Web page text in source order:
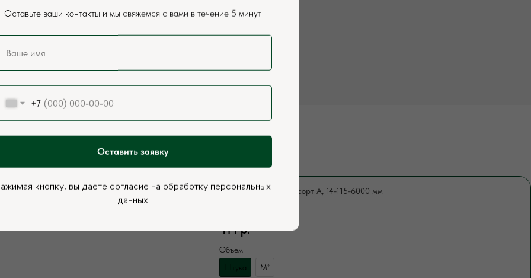
Вагонка штиль, хвоя, сорт А, 14-115-6000 мм
414 р.
Объем
Штука
М²
Оставьте ваши контакты и мы свяжемся с вами в течение 5 минут
+7
Оставить заявку
кнопку, вы даете согласие на обработку персональных
данных